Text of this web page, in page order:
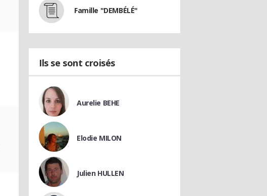
Famille "DEMBÉLÉ"
Ils se sont croisés
Aurelie BEHE
Elodie MILON
Julien HULLEN